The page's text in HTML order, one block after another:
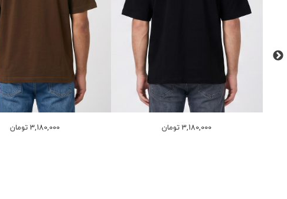
3,180,000 تومان 3,180,000 تومان